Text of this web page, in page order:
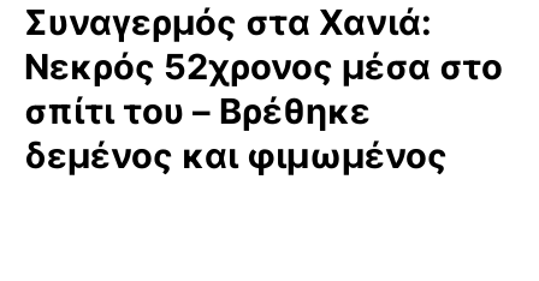
Συναγερμός στα Χανιά:
Νεκρός 52χρονος μέσα στο
σπίτι του – Βρέθηκε
δεμένος και φιμωμένος